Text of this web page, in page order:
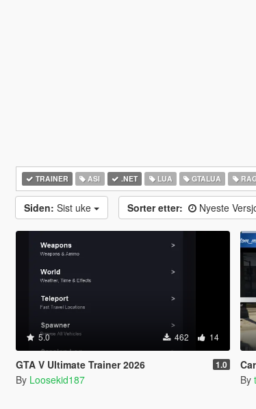
TRAINER ASI .NET LUA GTALUA
Siden: Sist uke Sorter etter: Nyeste
5.0 462 14
GTA V Ultimate Trainer 2026 1.0
By Loosekid187 By